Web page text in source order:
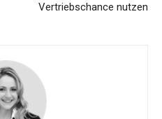
Vertriebschance nutzen